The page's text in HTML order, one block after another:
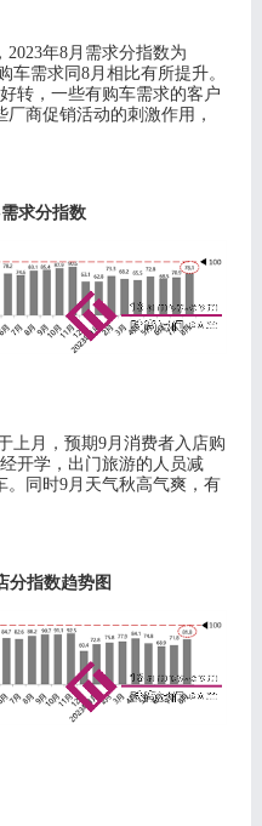
2023年8月需求分指数为
车需求同 8月相比有所提升。
转，一些有购车需求的客户
商促销活动的刺激作用，
求分指数
上月，预期9月消费者入店购
开学，出门旅游的人员减
。同时9月天气秋高气爽，有
分指数趋势图